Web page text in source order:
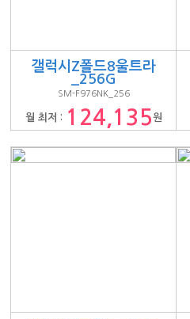
갤럭시Z폴드8울트라
_256G
SM-F976NK_256
월 최저 : 124,135원